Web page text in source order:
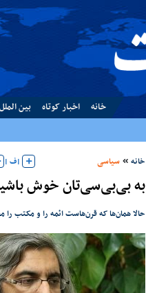
خانه اخبار کوتاه بین الملل
خانه سیاسی |ف|
به بی‌بی‌سی‌تان خوش
حالا همان‌ها که قرن‌هاست ائمه را و مکتب